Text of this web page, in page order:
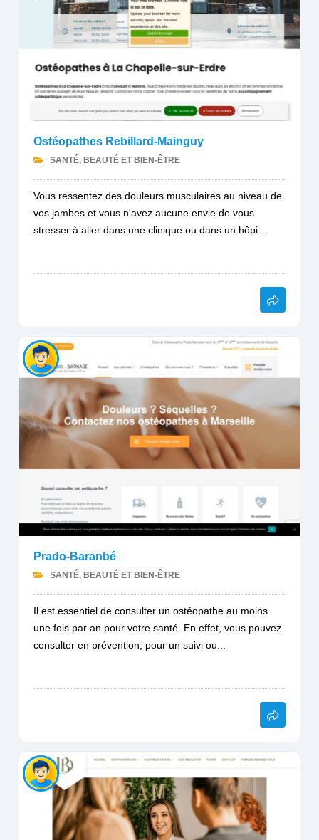
Ostéopathes Rebillard-Mainguy
SANTÉ, BEAUTÉ ET BIEN-ÊTRE
Vous ressentez des douleurs musculaires au niveau de
vos jambes et vous n'avez aucune envie de vous
stresser à aller dans une clinique ou dans un hôpi...
Prado-Baranbé
SANTÉ, BEAUTÉ ET BIEN-ÊTRE
Il est essentiel de consulter un ostéopathe au moins
une fois par an pour votre santé. En effet, vous pouvez
consulter en prévention, pour un suivi ou...